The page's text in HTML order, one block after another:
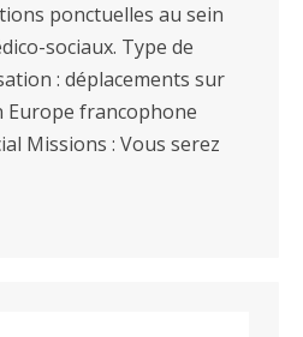
ponctuelles au sein
sociaux. Type de
: déplacements sur
Europe francophone
Missions : Vous serez